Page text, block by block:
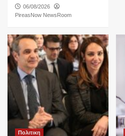
06/08/2026
PireasNow NewsRoom
Πολιτικη